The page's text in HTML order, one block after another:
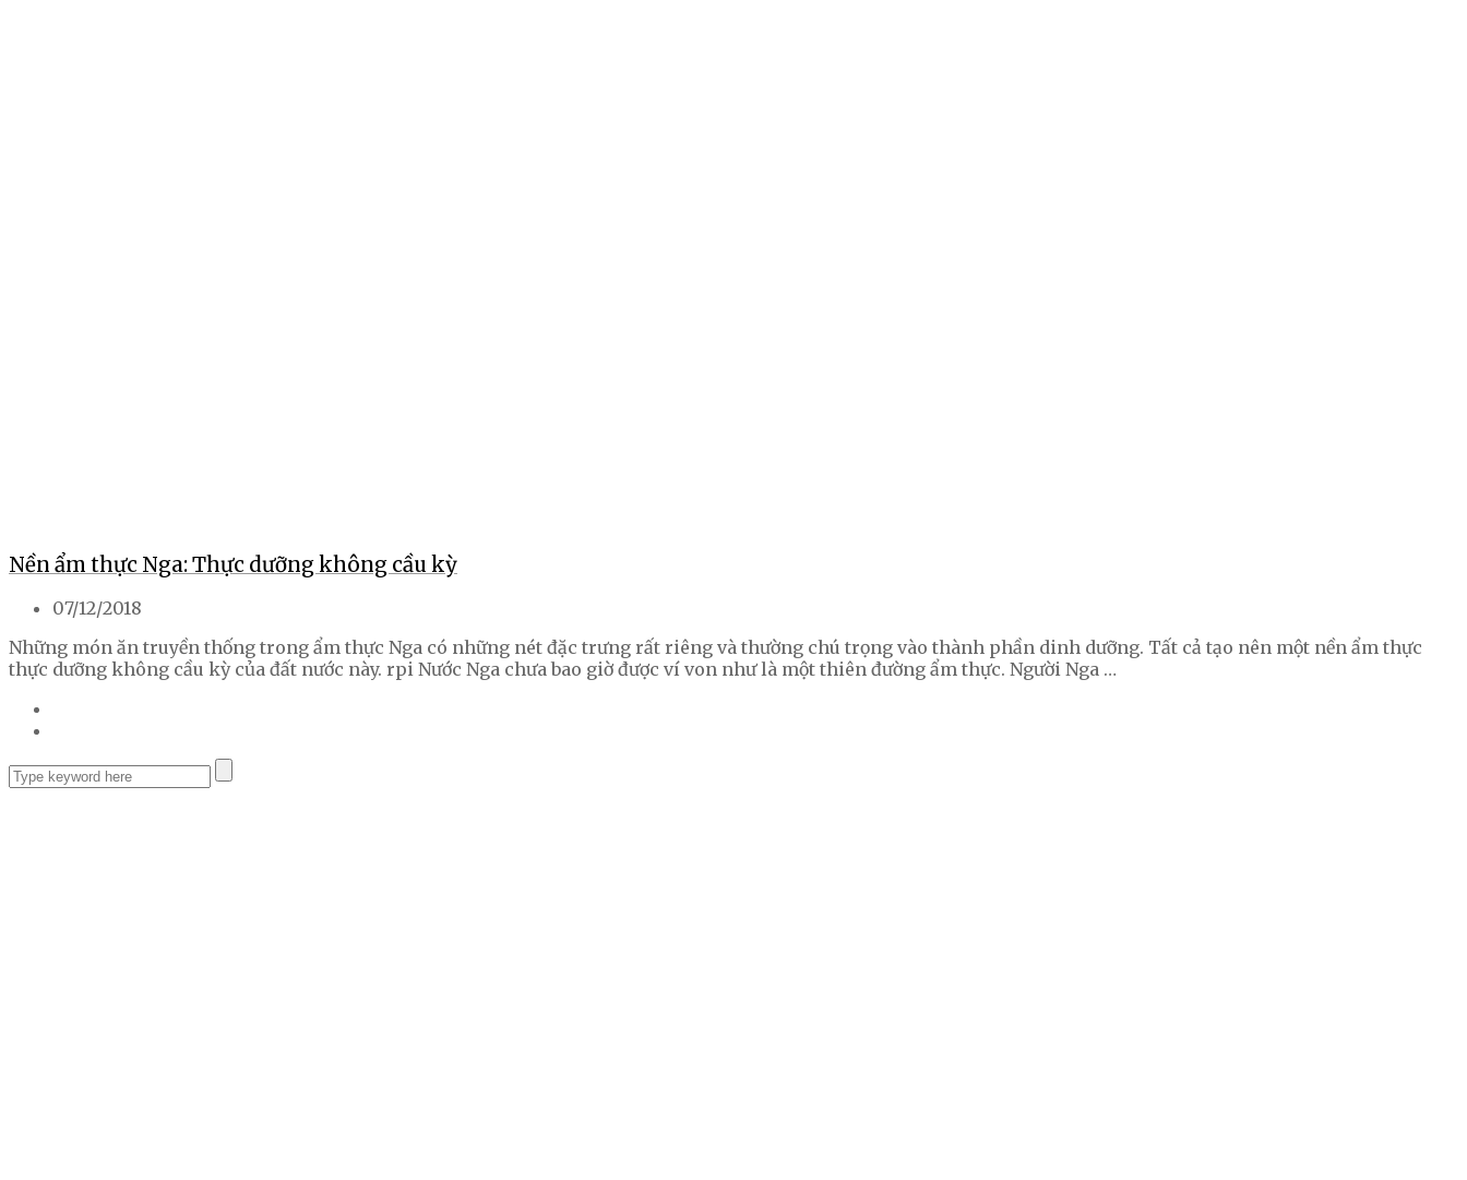
Nền ẩm thực Nga: Thực dưỡng không cầu kỳ
07/12/2018
Những món ăn truyền thống trong ẩm thực Nga có những nét đặc trưng rất riêng và thường chú trọng vào thành phần dinh dưỡng. Tất cả tạo nên một nền ẩm thực
thực dưỡng không cầu kỳ của đất nước này. rpi Nước Nga chưa bao giờ được ví von như là một thiên đường ẩm thực. Người Nga …